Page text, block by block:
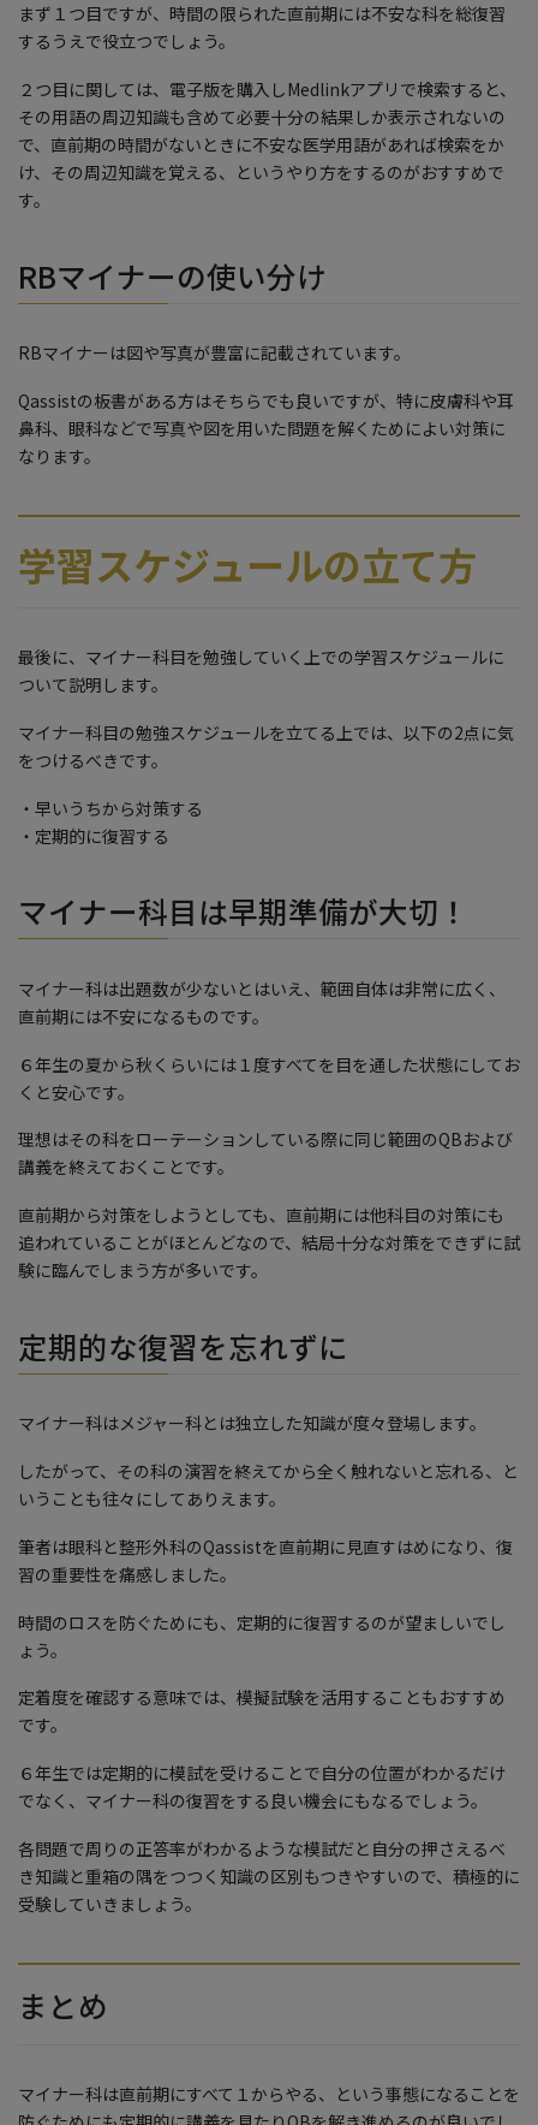
まず１つ目ですが、時間の限られた直前期には不安な科を総復習
するうえで役立つでしょう。
２つ目に関しては、電子版を購入しMedlinkアプリで検索すると、
その用語の周辺知識も含めて必要十分の結果しか表示されないの
で、直前期の時間がないときに不安な医学用語があれば検索をか
け、その周辺知識を覚える、というやり方をするのがおすすめで
す。
RBマイナーの使い分け
RBマイナーは図や写真が豊富に記載されています。
Qassistの板書がある方はそちらでも良いですが、特に皮膚科や耳
鼻科、眼科などで写真や図を用いた問題を解くためによい対策に
なります。
学習スケジュールの立て方
最後に、マイナー科目を勉強していく上での学習スケジュールに
ついて説明します。
マイナー科目の勉強スケジュールを立てる上では、以下の2点に気
をつけるべきです。
・早いうちから対策する
・定期的に復習する
マイナー科目は早期準備が大切！
マイナー科は出題数が少ないとはいえ、範囲自体は非常に広く、
直前期には不安になるものです。
６年生の夏から秋くらいには１度すべてを目を通した状態にしてお
くと安心です。
理想はその科をローテーションしている際に同じ範囲のQBおよび
講義を終えておくことです。
直前期から対策をしようとしても、直前期には他科目の対策にも
追われていることがほとんどなので、結局十分な対策をできずに試
験に臨んでしまう方が多いです。
定期的な復習を忘れずに
マイナー科はメジャー科とは独立した知識が度々登場します。
したがって、その科の演習を終えてから全く触れないと忘れる、と
いうことも往々にしてありえます。
筆者は眼科と整形外科のQassistを直前期に見直すはめになり、復
習の重要性を痛感しました。
時間のロスを防ぐためにも、定期的に復習するのが望ましいでし
ょう。
定着度を確認する意味では、模擬試験を活用することもおすすめ
です。
６年生では定期的に模試を受けることで自分の位置がわかるだけ
でなく、マイナー科の復習をする良い機会にもなるでしょう。
各問題で周りの正答率がわかるような模試だと自分の押さえるべ
き知識と重箱の隅をつつく知識の区別もつきやすいので、積極的に
受験していきましょう。
まとめ
マイナー科は直前期にすべて１からやる、という事態になることを